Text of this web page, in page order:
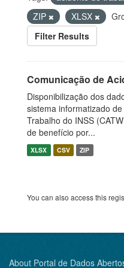
ZIP
XLSX
Filter Results
Comunicação de
Disponibilização dos
sistema informatizado
Trabalho do INSS
de benefício por...
XLSX CSV ZIP
You can also access this
About Portal de Dados